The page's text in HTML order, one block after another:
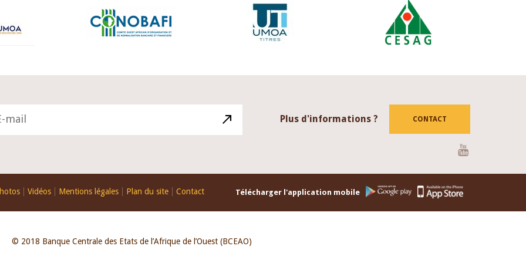
Plus d'informations ? CONTACT
Vidéos Mentions légales Plan du site Contact Télécharger l'application mobile
© 2018 Banque Centrale des Etats de l’Afrique de l’Ouest (BCEAO)